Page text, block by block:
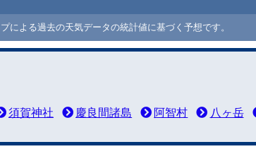
よる過去の天気データの統計値に基づく予想です。
須賀神社 慶良間諸島 阿智村 八ヶ岳